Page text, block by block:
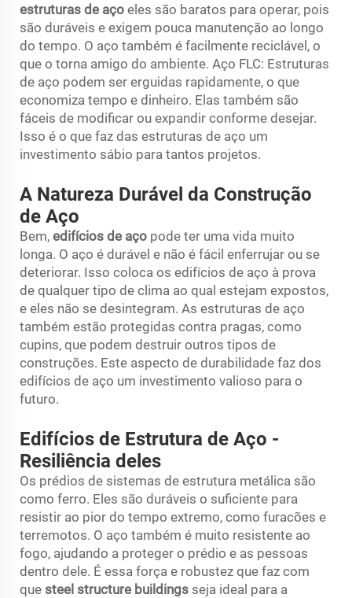
estruturas de aço eles são baratos para operar, pois
são duráveis e exigem pouca manutenção ao longo
do tempo. O aço também é facilmente reciclável, o
que o torna amigo do ambiente. Aço FLC: Estruturas
de aço podem ser erguidas rapidamente, o que
economiza tempo e dinheiro. Elas também são
fáceis de modificar ou expandir conforme desejar.
Isso é o que faz das estruturas de aço um
investimento sábio para tantos projetos.
A Natureza Durável da Construção
de Aço
Bem, edifícios de aço pode ter uma vida muito
longa. O aço é durável e não é fácil enferrujar ou se
deteriorar. Isso coloca os edifícios de aço à prova
de qualquer tipo de clima ao qual estejam expostos,
e eles não se desintegram. As estruturas de aço
também estão protegidas contra pragas, como
cupins, que podem destruir outros tipos de
construções. Este aspecto de durabilidade faz dos
edifícios de aço um investimento valioso para o
futuro.
Edifícios de Estrutura de Aço -
Resiliência deles
Os prédios de sistemas de estrutura metálica são
como ferro. Eles são duráveis o suficiente para
resistir ao pior do tempo extremo, como furacões e
terremotos. O aço também é muito resistente ao
fogo, ajudando a proteger o prédio e as pessoas
dentro dele. É essa força e robustez que faz com
que steel structure buildings seja ideal para a